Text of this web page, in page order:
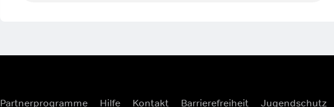
Partnerprogramme Hilfe Kontakt Barrierefreiheit Jugendschutz